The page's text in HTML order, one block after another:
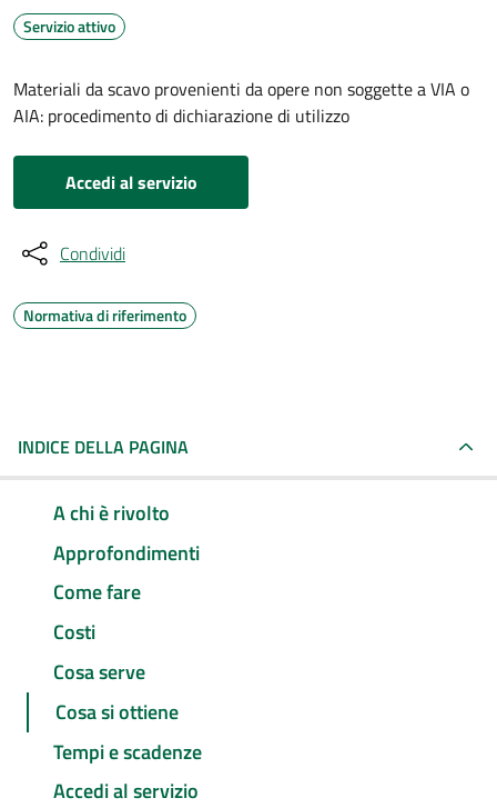
Servizio attivo
Materiali da scavo provenienti da opere non soggette a VIA o
AIA: procedimento di dichiarazione di utilizzo
Accedi al servizio
Condividi
Normativa di riferimento
INDICE DELLA PAGINA
A chi è rivolto
Approfondimenti
Come fare
Costi
Cosa serve
Cosa si ottiene
Tempi e scadenze
Accedi al servizio